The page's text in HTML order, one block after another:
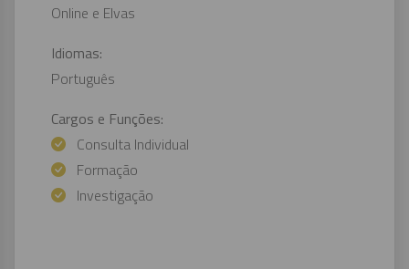
Online e Elvas
Idiomas:
Português
Cargos e Funções:
Consulta Individual
Formação
Investigação